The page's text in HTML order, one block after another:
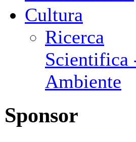
Cultura
Ricerca
Scientifica
Ambiente
Sponsor